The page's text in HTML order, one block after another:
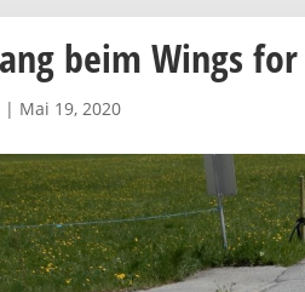
beim Wings
| Mai 19, 2020